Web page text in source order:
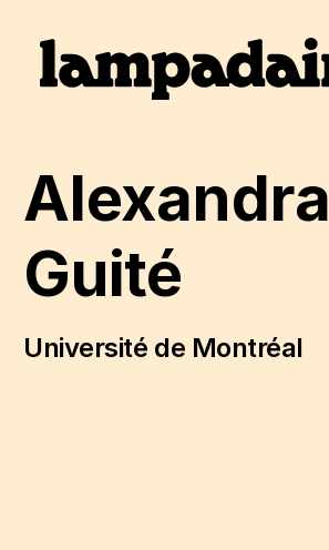
Alexandra
Guité
Université de Montréal